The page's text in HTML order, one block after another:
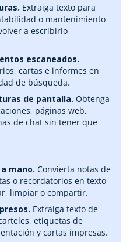
Extraiga texto para
o mantenimiento
a escribirlo
escaneados.
cartas e informes en
de búsqueda.
de pantalla. Obtenga
páginas web,
de chat sin tener que
mano. Convierta notas de
o recordatorios en texto
limpiar o compartir.
Extraiga texto de
etiquetas de
y cartas impresas.